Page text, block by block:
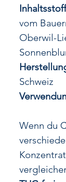
vom
Oberwil-
Schweiz
Wenn du